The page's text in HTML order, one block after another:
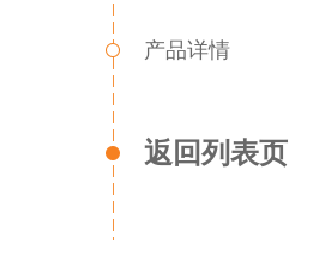
产品详情
返回列表页